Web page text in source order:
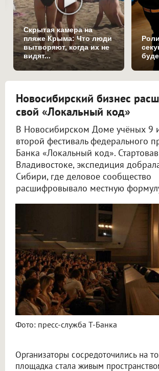
Скрытая камера на
пляже Крыма: Что люди
вытворяют, когда их не
видят...
Новосибирский бизнес
свой «Локальный код»
В Новосибирском Доме учёных 9
второй фестиваль федерального
Банка «Локальный код».
Владивостоке, экспедиция
Сибири, где деловое сообщество
расшифровывало местную
Фото: пресс-служба Т-Банка
Организаторы сосредоточились на
площадка стала живым